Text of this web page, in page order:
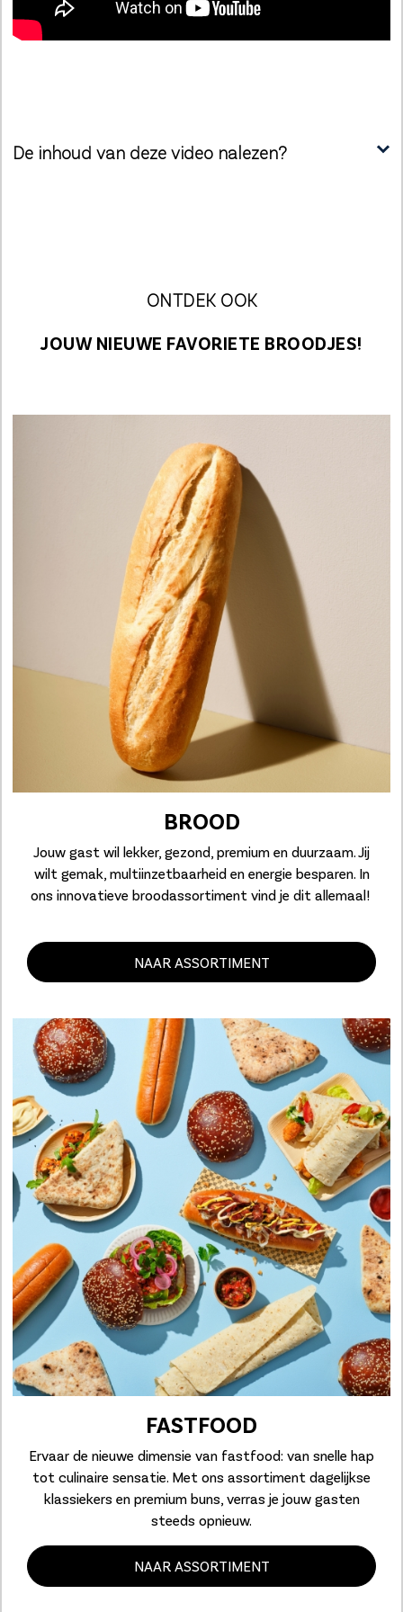
De inhoud van deze video nalezen?
ONTDEK OOK
JOUW NIEUWE FAVORIETE BROODJES!
BROOD
Jouw gast wil lekker, gezond, premium en duurzaam. Jij
wilt gemak, multiinzetbaarheid en energie besparen. In
ons innovatieve broodassortiment vind je dit allemaal!
NAAR ASSORTIMENT
FASTFOOD
Ervaar de nieuwe dimensie van fastfood: van snelle hap
tot culinaire sensatie. Met ons assortiment dagelijkse
klassiekers en premium buns, verras je jouw gasten
steeds opnieuw.
NAAR ASSORTIMENT